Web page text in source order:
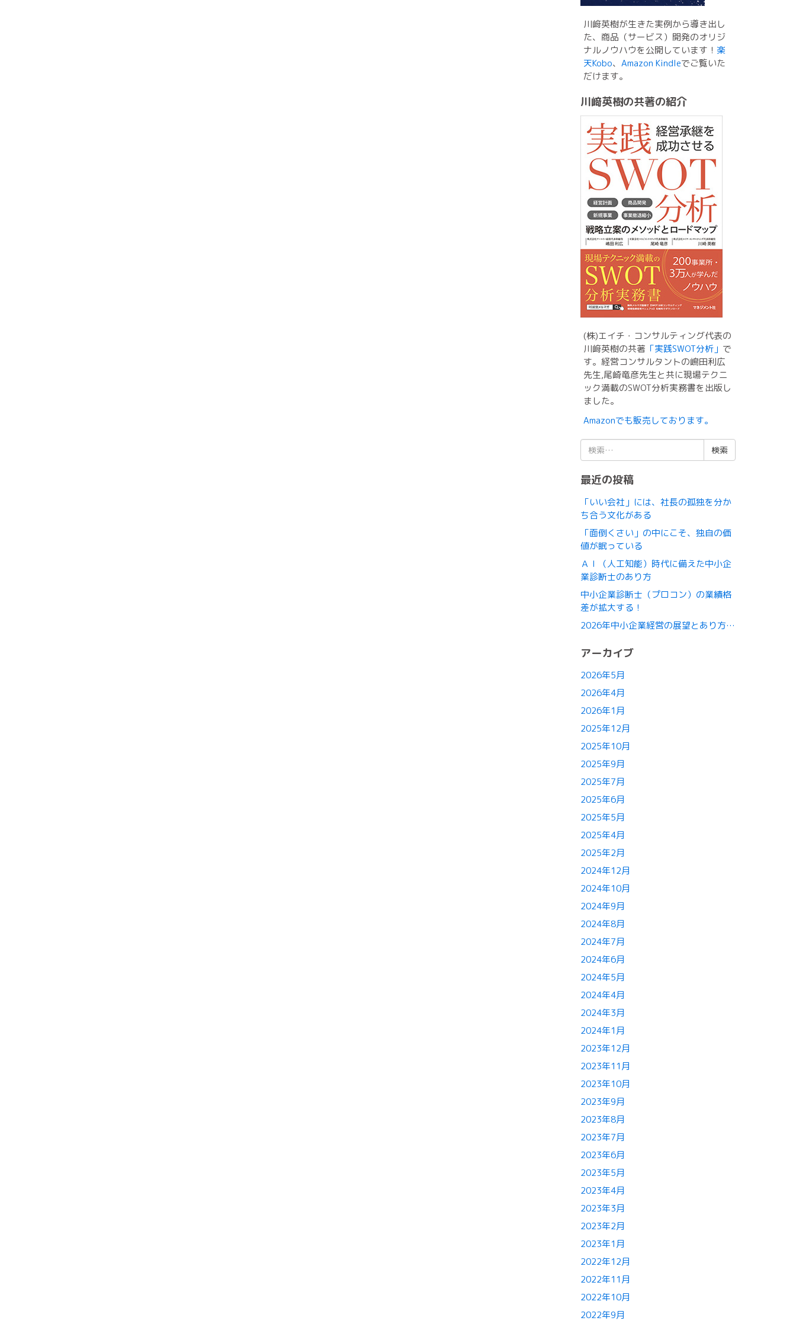
川﨑英樹が生きた実例から導き出し
た、商品（サービス）開発のオリジ
ナルノウハウを公開しています！ 楽
天Kobo、 Amazon Kindleでご覧いた
だけます。
川﨑英樹の共著の紹介
(株)エイチ・コンサルティング代表の
川﨑英樹の共著 「実践SWOT分析」 で
す。経営コンサルタントの嶋田利広
先生,尾崎竜彦先生と共に現場テクニ
ック満載のSWOT分析実務書を出版し
ました。
Amazonでも販売しております。
検
索:
最近の投稿
「いい会社」には、社長の孤独を分か
ち合う文化がある
「面倒くさい」の中にこそ、独自の価
値が眠っている
ＡＩ（人工知能）時代に備えた中小企
業診断士のあり方
中小企業診断士（プロコン）の業績格
差が拡大する！
2026年中小企業経営の展望とあり方…
アーカイブ
2026年5月
2026年4月
2026年1月
2025年12月
2025年10月
2025年9月
2025年7月
2025年6月
2025年5月
2025年4月
2025年2月
2024年12月
2024年10月
2024年9月
2024年8月
2024年7月
2024年6月
2024年5月
2024年4月
2024年3月
2024年1月
2023年12月
2023年11月
2023年10月
2023年9月
2023年8月
2023年7月
2023年6月
2023年5月
2023年4月
2023年3月
2023年2月
2023年1月
2022年12月
2022年11月
2022年10月
2022年9月